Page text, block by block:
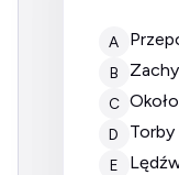
A
B
C
D
E